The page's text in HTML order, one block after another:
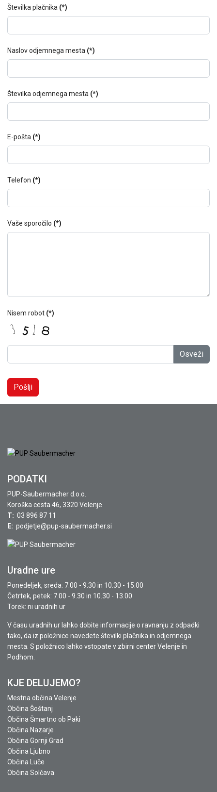
Številka plačnika (*)
Naslov odjemnega mesta (*)
Številka odjemnega mesta (*)
E-pošta (*)
Telefon (*)
Vaše sporočilo (*)
Nisem robot (*)
Osveži
Pošlji
PODATKI
PUP-Saubermacher d.o.o.
Koroška cesta 46, 3320 Velenje
T: 03 896 87 11
E: podjetje@pup-saubermacher.si
Uradne ure
Ponedeljek, sreda: 7.00 - 9.30 in 10.30 - 15.00
Četrtek, petek: 7.00 - 9.30 in 10.30 - 13.00
Torek: ni uradnih ur
V času uradnih ur lahko dobite informacije o ravnanju z odpadki
tako, da iz položnice navedete številki plačnika in odjemnega
mesta. S položnico lahko vstopate v zbirni center Velenje in
Podhom.
KJE DELUJEMO?
Mestna občina Velenje
Občina Šoštanj
Občina Šmartno ob Paki
Občina Nazarje
Občina Gornji Grad
Občina Ljubno
Občina Luče
Občina Solčava